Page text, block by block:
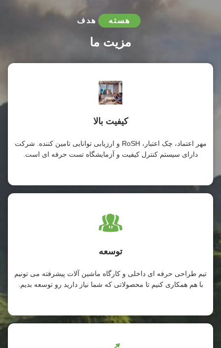
هسته هدف
مزیت ما
کیفیت بالا
مهر اعتماد، چک اعتبار، RoSH و ارزیابی توانایی تامین کننده. شرکت
دارای سیستم کنترل کیفیت و آزمایشگاه تست حرفه ای است.
توسعه
تیم طراحی حرفه ای داخلی و کارگاه ماشین آلات پیشرفته می تونیم
با هم همکاری کنیم تا محصولاتی که شما نیاز دارید رو توسعه بدیم.